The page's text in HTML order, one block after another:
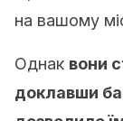
на вашому
Однак вони
доклавши